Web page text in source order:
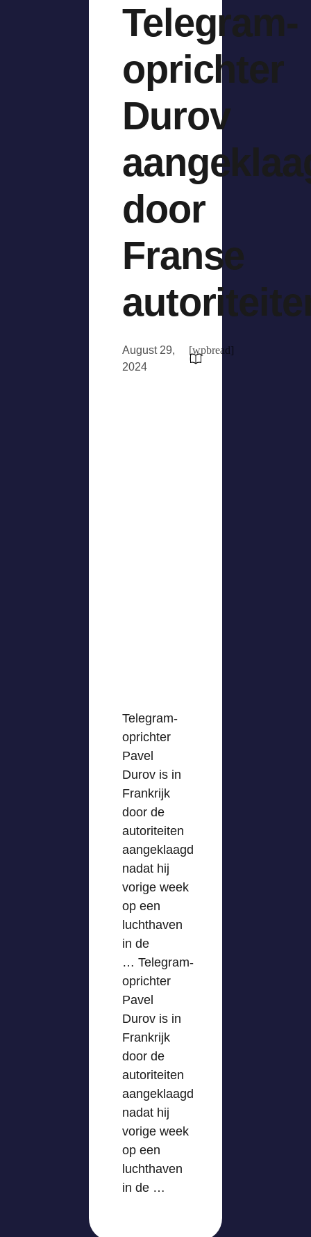
Telegram-
oprichter
Durov
door
Franse
August 29,
2024
[wpbread]
Telegram-
oprichter
Pavel
Durov is in
Frankrijk
door de
autoriteiten
aangeklaagd
nadat hij
vorige week
op een
luchthaven
in de
… Telegram-
oprichter
Pavel
Durov is in
Frankrijk
door de
autoriteiten
aangeklaagd
nadat hij
vorige week
op een
luchthaven
in de …